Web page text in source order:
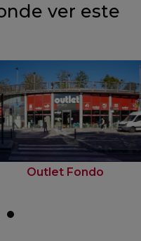
ver este
Outlet Fondo